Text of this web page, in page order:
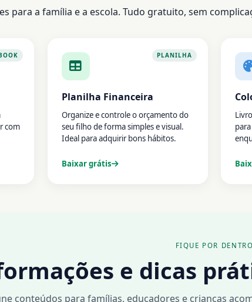
para a família e a escola. Tudo gratuito, sem
com
PLANILHA
Planilha Financeira
Organize e controle o orçamento do
seu filho de forma simples e visual.
Ideal para adquirir bons hábitos.
Baixar grátis
FIQUE POR DENTRO
e dicas
conteúdos para famílias, educadores e crianças